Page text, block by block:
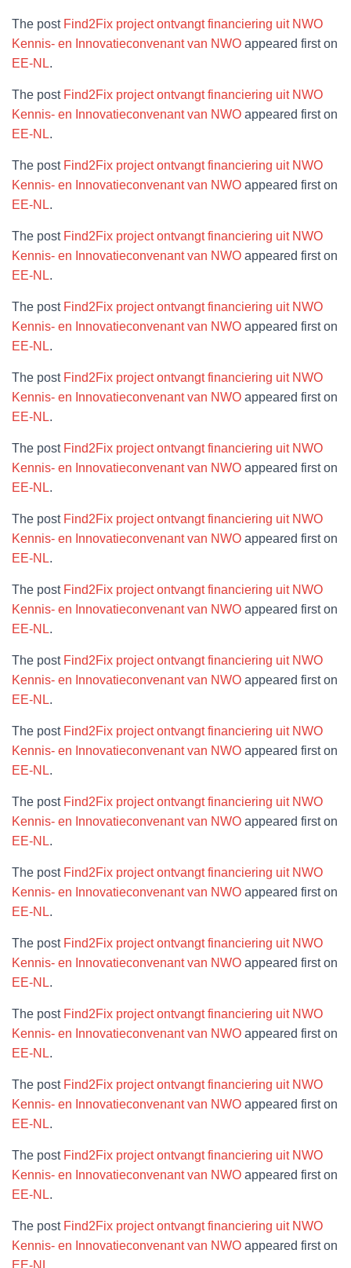
The post Find2Fix project ontvangt financiering uit NWO
Kennis- en Innovatieconvenant van NWO appeared first on
EE-NL.
The post Find2Fix project ontvangt financiering uit NWO
Kennis- en Innovatieconvenant van NWO appeared first on
EE-NL.
The post Find2Fix project ontvangt financiering uit NWO
Kennis- en Innovatieconvenant van NWO appeared first on
EE-NL.
The post Find2Fix project ontvangt financiering uit NWO
Kennis- en Innovatieconvenant van NWO appeared first on
EE-NL.
The post Find2Fix project ontvangt financiering uit NWO
Kennis- en Innovatieconvenant van NWO appeared first on
EE-NL.
The post Find2Fix project ontvangt financiering uit NWO
Kennis- en Innovatieconvenant van NWO appeared first on
EE-NL.
The post Find2Fix project ontvangt financiering uit NWO
Kennis- en Innovatieconvenant van NWO appeared first on
EE-NL.
The post Find2Fix project ontvangt financiering uit NWO
Kennis- en Innovatieconvenant van NWO appeared first on
EE-NL.
The post Find2Fix project ontvangt financiering uit NWO
Kennis- en Innovatieconvenant van NWO appeared first on
EE-NL.
The post Find2Fix project ontvangt financiering uit NWO
Kennis- en Innovatieconvenant van NWO appeared first on
EE-NL.
The post Find2Fix project ontvangt financiering uit NWO
Kennis- en Innovatieconvenant van NWO appeared first on
EE-NL.
The post Find2Fix project ontvangt financiering uit NWO
Kennis- en Innovatieconvenant van NWO appeared first on
EE-NL.
The post Find2Fix project ontvangt financiering uit NWO
Kennis- en Innovatieconvenant van NWO appeared first on
EE-NL.
The post Find2Fix project ontvangt financiering uit NWO
Kennis- en Innovatieconvenant van NWO appeared first on
EE-NL.
The post Find2Fix project ontvangt financiering uit NWO
Kennis- en Innovatieconvenant van NWO appeared first on
EE-NL.
The post Find2Fix project ontvangt financiering uit NWO
Kennis- en Innovatieconvenant van NWO appeared first on
EE-NL.
The post Find2Fix project ontvangt financiering uit NWO
Kennis- en Innovatieconvenant van NWO appeared first on
EE-NL.
The post Find2Fix project ontvangt financiering uit NWO
Kennis- en Innovatieconvenant van NWO appeared first on
EE-NL